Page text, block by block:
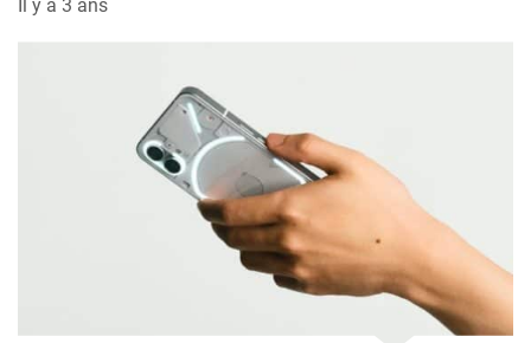
Il y a 3 ans